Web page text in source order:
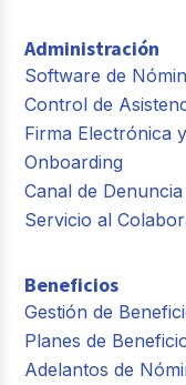
Administración
Software de
Control de
Firma Electrónica
Onboarding
Canal de
Servicio al
Beneficios
Gestión de
Planes de
Adelantos de